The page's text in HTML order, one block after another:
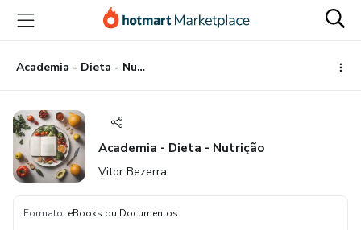
para
conteúdo
principal
para
pagamento
para
rodapé
Academia - Dieta - Nutrição
Academia - Dieta - Nutrição
Vitor Bezerra
Formato: eBooks ou Documentos